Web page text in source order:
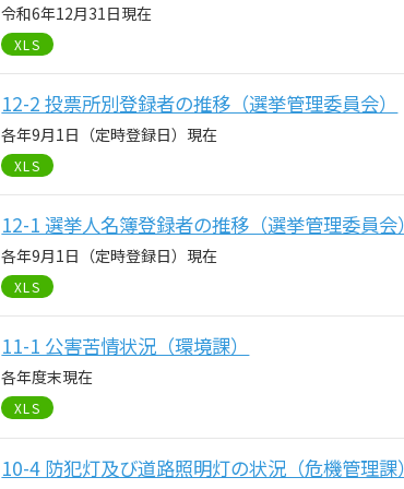
令和6年12月31日現在
XLS
12-2 投票所別登録者の推移（選挙管理委員会）
各年9月1日（定時登録日）現在
XLS
12-1 選挙人名簿登録者の推移（選挙管理委員会
各年9月1日（定時登録日）現在
XLS
11-1 公害苦情状況（環境課）
各年度末現在
XLS
10-4 防犯灯及び道路照明灯の状況（危機管理課